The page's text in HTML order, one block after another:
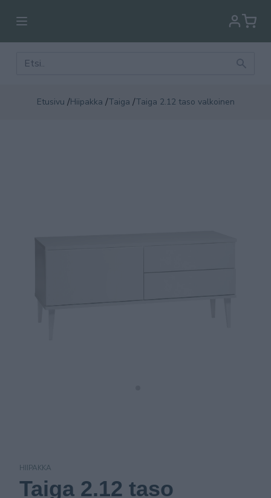
Etusivu /Hiipakka /Taiga /Taiga 2.12 taso valkoinen
HIIPAKKA
Taiga 2.12 taso